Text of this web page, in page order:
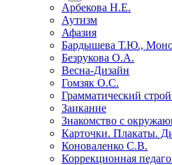
Арбекова Н.Е.
Аутизм
Афазия
Бардышева Т.Ю.,
Безрукова О.А.
Весна-Дизайн
Гомзяк О.С.
Грамматический
Заикание
Знакомство с
Карточки. Плакаты.
Коноваленко С.В.
Коррекционная